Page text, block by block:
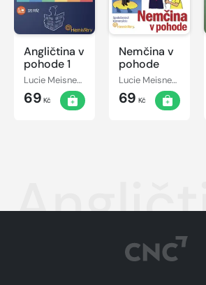
Angličtina v
pohode 1
Lucie Meisnerová, Roman Baroš, Ingrid Masárová
69 Kč
Nemčina v
pohode
Lucie Meisnerová
69 Kč